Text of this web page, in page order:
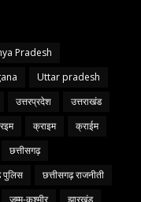
Pradesh
Uttar pradesh
उत्तरप्रदेश
उत्तराखंड
क्राइम
क्राईम
छत्तीसगढ़
पुलिस
छत्तीसगढ़ राजनीती
जम्मू-कश्मीर झारखंड